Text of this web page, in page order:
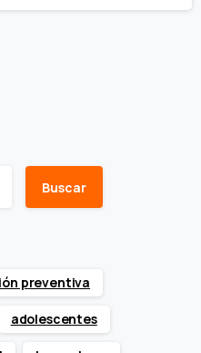
Buscar
preventiva
adolescentes